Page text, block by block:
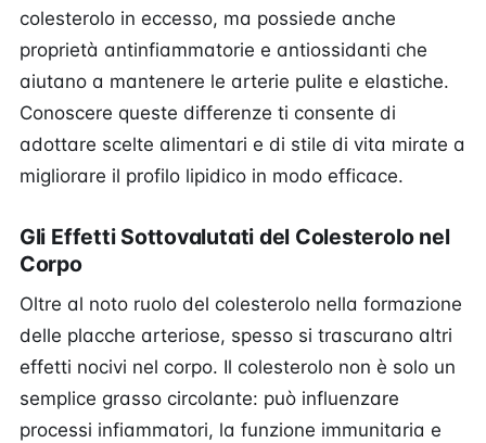
colesterolo in eccesso, ma possiede anche
proprietà antinfiammatorie e antiossidanti che
aiutano a mantenere le arterie pulite e elastiche.
Conoscere queste differenze ti consente di
adottare scelte alimentari e di stile di vita mirate a
migliorare il profilo lipidico in modo efficace.
Gli Effetti Sottovalutati del Colesterolo nel
Corpo
Oltre al noto ruolo del colesterolo nella formazione
delle placche arteriose, spesso si trascurano altri
effetti nocivi nel corpo. Il colesterolo non è solo un
semplice grasso circolante: può influenzare
processi infiammatori, la funzione immunitaria e